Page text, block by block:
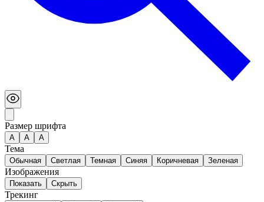
Размер шрифта
А A A
Тема
Обычная Светлая Темная Синяя Коричневая Зеленая
Изображения
Показать Скрыть
Трекинг